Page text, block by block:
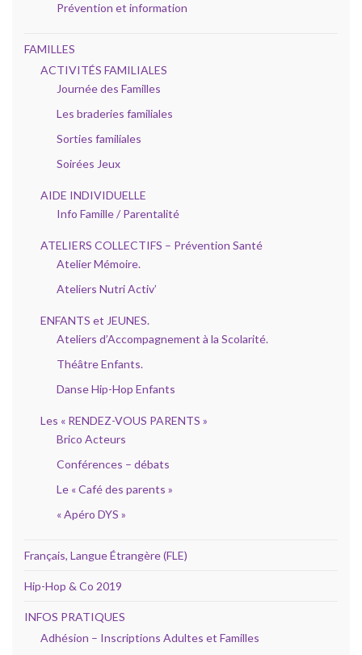
Prévention et information
FAMILLES
ACTIVITÉS FAMILIALES
Journée des Familles
Les braderies familiales
Sorties familiales
Soirées Jeux
AIDE INDIVIDUELLE
Info Famille / Parentalité
ATELIERS COLLECTIFS – Prévention Santé
Atelier Mémoire.
Ateliers Nutri Activ’
ENFANTS et JEUNES.
Ateliers d’Accompagnement à la Scolarité.
Théâtre Enfants.
Danse Hip-Hop Enfants
Les « RENDEZ-VOUS PARENTS »
Brico Acteurs
Conférences – débats
Le « Café des parents »
« Apéro DYS »
Français, Langue Étrangère (FLE)
Hip-Hop & Co 2019
INFOS PRATIQUES
Adhésion – Inscriptions Adultes et Familles